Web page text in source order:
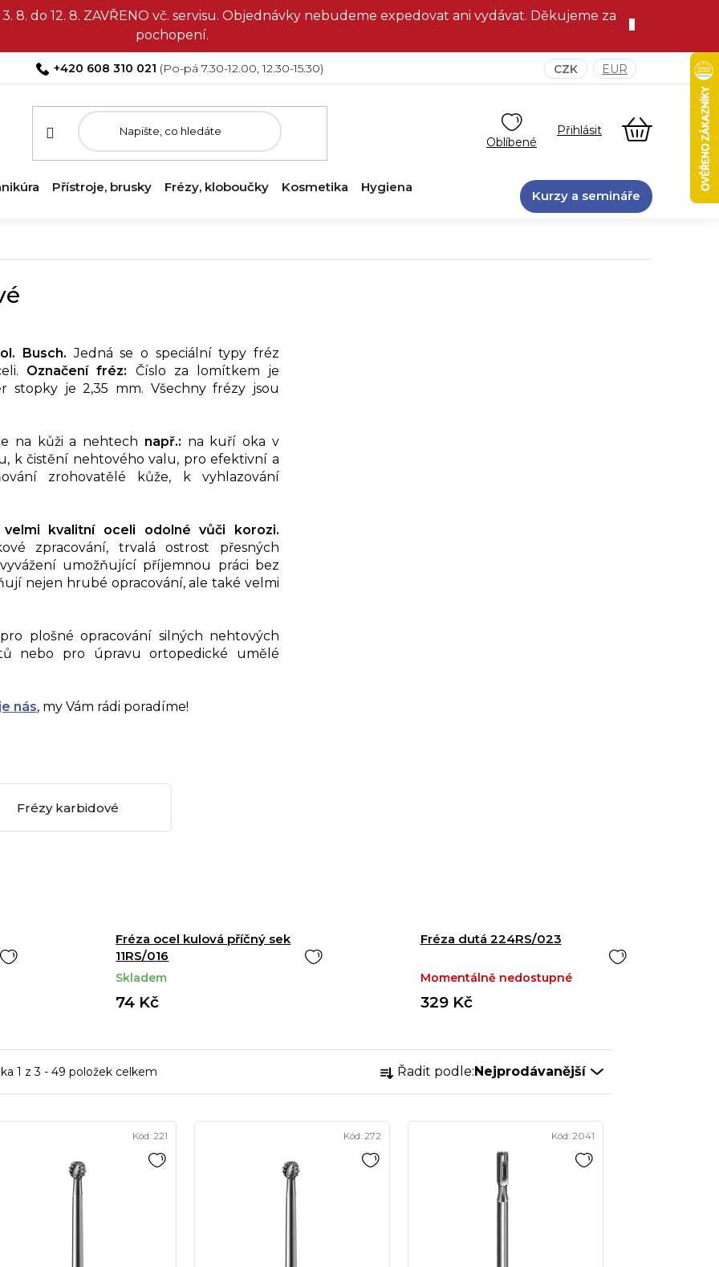
do 12. 8. ZAVŘENO vč. servisu. Objednávky nebudeme expedovat ani vydávat. Děkujeme za
pochopení.
+420 608 310 021 CZK EUR
NÁKUPNÍ
KOŠÍK
Přístroje, brusky Frézy, kloboučky Kosmetika Hygiena
Kurzy a semináře
Busch. Jedná se o speciální typy fréz
Označení fréz:
Číslo za lomítkem je
stopky je 2,35 mm. Všechny frézy jsou
na kůži a nehtech např.: na kuří oka v
k čistění nehtového valu, pro efektivní a
zrohovatělé kůže, k vyhlazování
kvalitní oceli odolné vůči korozi.
zpracování, trvalá ostrost přesných
umožňující příjemnou práci bez
nejen hrubé opracování, ale také velmi
plošné opracování silných nehtových
nebo pro úpravu ortopedické umělé
nás, my Vám rádi poradíme!
Frézy karbidové
Fréza ocel kulová příčný sek
11RS/016
Skladem
74 Kč
Fréza dutá 224RS/023
Momentálně nedostupné
329 Kč
1 z3 - 49 položek celkem
Ř
a
e
n
Řadit podle: Nejprodávanější
Kód: 221 Kód: 272 Kód: 2041